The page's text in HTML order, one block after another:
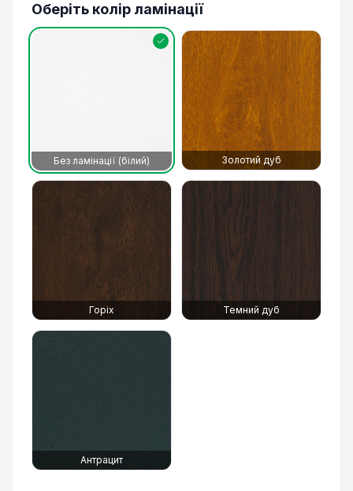
Оберіть колір ламінації
Без ламінації (білий) Золотий дуб
Горіх Темний дуб
Антрацит